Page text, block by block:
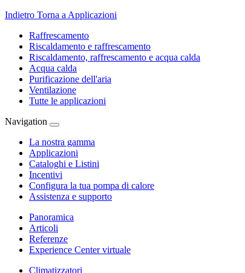
Indietro Torna a Applicazioni
Raffrescamento
Riscaldamento e raffrescamento
Riscaldamento, raffrescamento e acqua calda
Acqua calda
Purificazione dell'aria
Ventilazione
Tutte le applicazioni
Navigation
La nostra gamma
Applicazioni
Cataloghi e Listini
Incentivi
Configura la tua pompa di calore
Assistenza e supporto
Panoramica
Articoli
Referenze
Experience Center virtuale
Climatizzatori